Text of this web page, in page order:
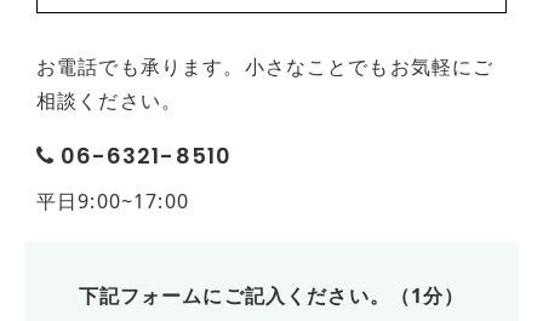
お電話でも承ります。小さなことでもお気軽にご
相談ください。
06-6321-8510
平日9:00~17:00
下記フォームにご記入ください。（1分）